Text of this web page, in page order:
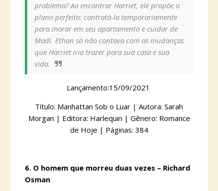
problema? Ao encontrar Harriet, ele propõe o
plano perfeito: contratá-la temporariamente
para morar em seu apartamento e cuidar de
Madi. Ethan só não contava com as mudanças
que Harriet iria trazer para sua casa e sua
vida.
Lançamento:15/09/2021
Título: Manhattan Sob o Luar | Autora: Sarah
Morgan | Editora: Harlequin | Gênero: Romance
de Hoje | Páginas: 384
6. O homem que morreu duas vezes – Richard
Osman